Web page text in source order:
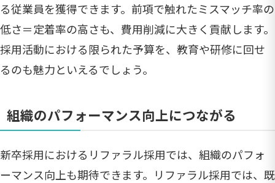
る従業員を獲得できます。前項で触れたミスマッチ率の
低さ＝定着率の高さも、費用削減に大きく貢献します。
採用活動における限られた予算を、教育や研修に回せ
るのも魅力といえるでしょう。
組織のパフォーマンス向上につながる
新卒採用におけるリファラル採用では、組織のパフォ
ーマンス向上も期待できます。リファラル採用では、既